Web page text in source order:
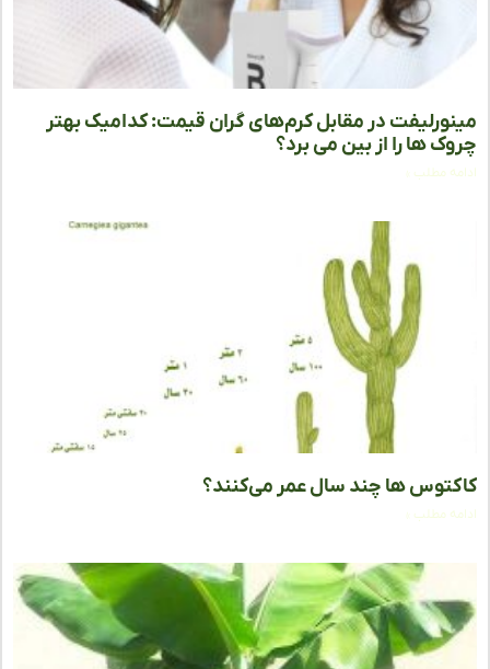
در مقابل کرم‌های گران قیمت: کدامیک بهتر
ها را از بین می برد؟
مطلب »
ها چند سال عمر می‌کنند؟
مطلب »